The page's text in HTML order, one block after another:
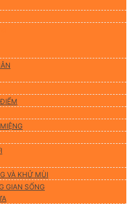
VÀ KHỬ MÙI
GIAN SỐNG